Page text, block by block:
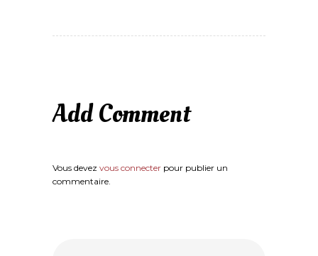
Add Comment
Vous devez vous connecter pour publier un
commentaire.